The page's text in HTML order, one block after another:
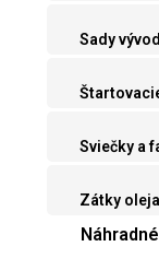
Sady
Sviečky a
Zátky oleja